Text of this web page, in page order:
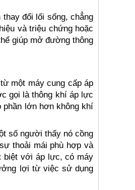
đổi lối sống, chẳng
và triệu chứng hoặc
giúp mở đường thông
một máy cung cấp áp
gọi là thông khí áp lực
lớn hơn không khí
số người thấy nó cồng
thoải mái phù hợp và
biệt với áp lực, có máy
lợi từ việc sử dụng